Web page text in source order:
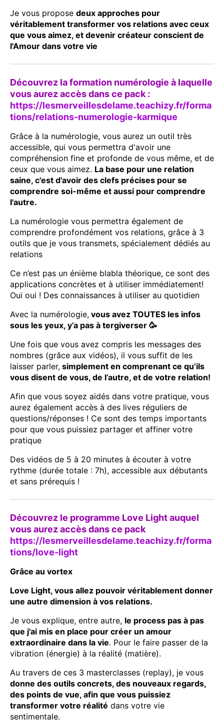
Je vous propose deux approches pour
véritablement transformer vos relations avec ceux
que vous aimez, et devenir créateur conscient de
l'Amour dans votre vie
Découvrez la formation numérologie à laquelle
vous aurez accès dans ce pack :
https://lesmerveillesdelame.teachizy.fr/forma
tions/relations-numerologie-karmique
Grâce à la numérologie, vous aurez un outil très
accessible, qui vous permettra d'avoir une
compréhension fine et profonde de vous même, et de
ceux que vous aimez. La base pour une relation
saine, c'est d'avoir des clefs précises pour se
comprendre soi-même et aussi pour comprendre
l'autre.
La numérologie vous permettra également de
comprendre profondément vos relations, grâce à 3
outils que je vous transmets, spécialement dédiés au
relations
Ce n’est pas un énième blabla théorique, ce sont des
applications concrètes et à utiliser immédiatement!
Oui oui ! Des connaissances à utiliser au quotidien
Avec la numérologie, vous avez TOUTES les infos
sous les yeux, y’a pas à tergiverser 🥳
Une fois que vous avez compris les messages des
nombres (grâce aux vidéos), il vous suffit de les
laisser parler, simplement en comprenant ce qu’ils
vous disent de vous, de l’autre, et de votre relation!
Afin que vous soyez aidés dans votre pratique, vous
aurez également accès à des lives réguliers de
questions/réponses ! Ce sont des temps importants
pour que vous puissiez partager et affiner votre
pratique
Des vidéos de 5 à 20 minutes à écouter à votre
rythme (durée totale : 7h), accessible aux débutants
et sans prérequis !
Découvrez le programme Love Light auquel
vous aurez accès dans ce pack
https://lesmerveillesdelame.teachizy.fr/forma
tions/love-light
Grâce au vortex
Love Light, vous allez pouvoir véritablement donner
une autre dimension à vos relations.
Je vous explique, entre autre, le process pas à pas
que j'ai mis en place pour créer un amour
extraordinaire dans la vie. Pour le faire passer de la
vibration (énergie) à la réalité (matière).
Au travers de ces 3 masterclasses (replay), je vous
donne des outils concrets, des nouveaux regards,
des points de vue, afin que vous puissiez
transformer votre réalité dans votre vie
sentimentale.